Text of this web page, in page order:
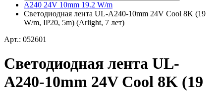
A240 24V 10mm 19.2 W/m
Светодиодная лента UL-A240-10mm 24V Cool 8K (19
W/m, IP20, 5m) (Arlight, 7 лет)
Арт.: 052601
Светодиодная лента UL-
A240-10mm 24V Cool 8K (19